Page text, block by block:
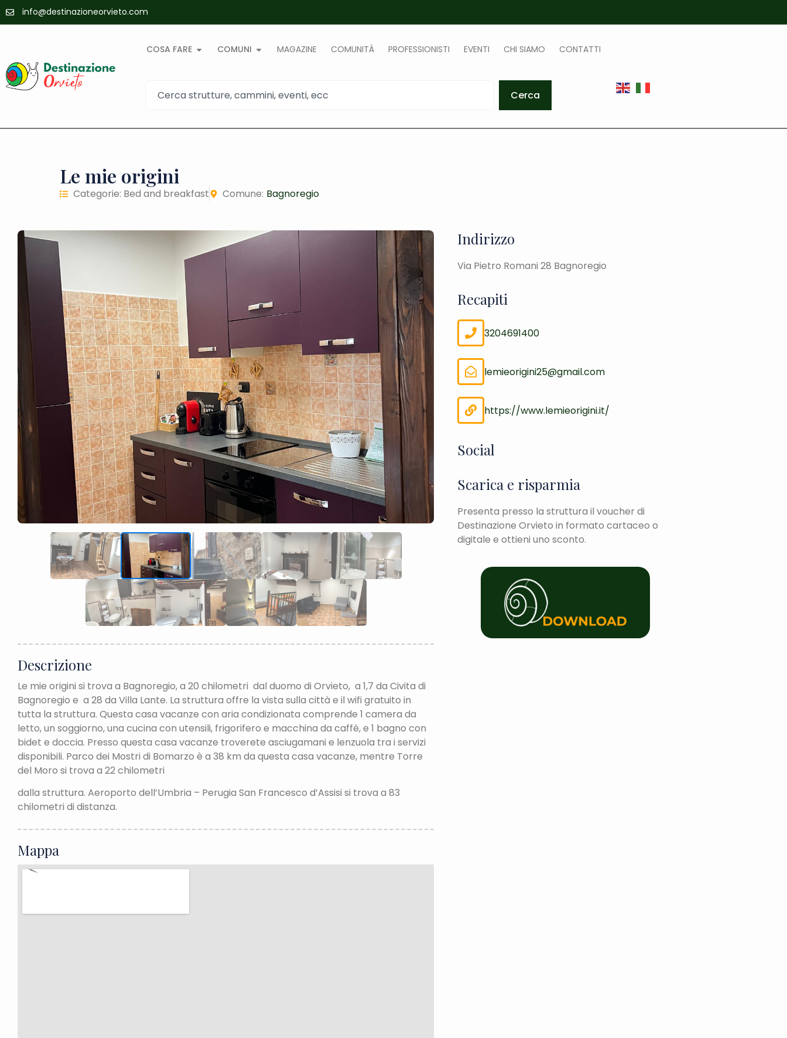
info@destinazioneorvieto.com
COSA FARE COMUNI MAGAZINE COMUNITÀ PROFESSIONISTI EVENTI CHI SIAMO CONTATTI
Cerca
Le mie origini
Categorie: Bed and breakfast Comune: Bagnoregio
Descrizione
Le mie origini si trova a Bagnoregio, a 20 chilometri dal duomo di Orvieto, a 1,7 da Civita di
Bagnoregio e a 28 da Villa Lante. La struttura offre la vista sulla città e il wifi gratuito in
tutta la struttura. Questa casa vacanze con aria condizionata comprende 1 camera da
letto, un soggiorno, una cucina con utensili, frigorifero e macchina da caffè, e 1 bagno con
bidet e doccia. Presso questa casa vacanze troverete asciugamani e lenzuola tra i servizi
disponibili. Parco dei Mostri di Bomarzo è a 38 km da questa casa vacanze, mentre Torre
del Moro si trova a 22 chilometri
dalla struttura. Aeroporto dell’Umbria – Perugia San Francesco d’Assisi si trova a 83
chilometri di distanza.
Mappa
Indirizzo
Via Pietro Romani 28 Bagnoregio
Recapiti
3204691400
lemieorigini25@gmail.com
https://www.lemieorigini.it/
Social
Scarica e risparmia
Presenta presso la struttura il voucher di
Destinazione Orvieto in formato cartaceo o
digitale e ottieni uno sconto.